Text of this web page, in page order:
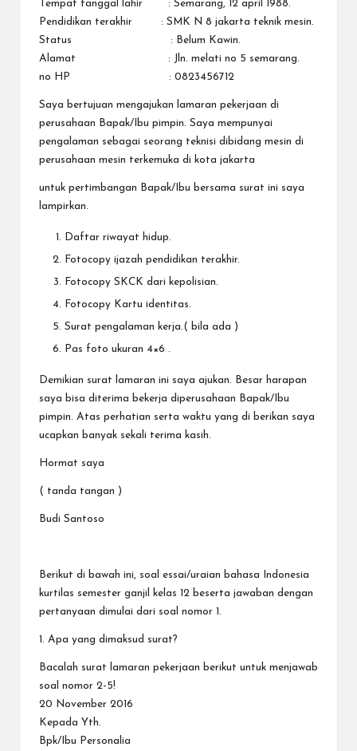
Tempat tanggal lahir : Semarang, 12 april 1988.
Pendidikan terakhir : SMK N 8 jakarta teknik mesin.
Status : Belum Kawin.
Alamat : Jln. melati no 5 semarang.
no HP : 0823456712
Saya bertujuan mengajukan lamaran pekerjaan di
perusahaan Bapak/Ibu pimpin. Saya mempunyai
pengalaman sebagai seorang teknisi dibidang mesin di
perusahaan mesin terkemuka di kota jakarta
untuk pertimbangan Bapak/Ibu bersama surat ini saya
lampirkan.
Daftar riwayat hidup.
Fotocopy ijazah pendidikan terakhir.
Fotocopy SKCK dari kepolisian.
Fotocopy Kartu identitas.
Surat pengalaman kerja.( bila ada )
Pas foto ukuran 4×6 .
Demikian surat lamaran ini saya ajukan. Besar harapan
saya bisa diterima bekerja diperusahaan Bapak/Ibu
pimpin. Atas perhatian serta waktu yang di berikan saya
ucapkan banyak sekali terima kasih.
Hormat saya
( tanda tangan )
Budi Santoso
Berikut di bawah ini, soal essai/uraian bahasa Indonesia
kurtilas semester ganjil kelas 12 beserta jawaban dengan
pertanyaan dimulai dari soal nomor 1.
1. Apa yang dimaksud surat?
Bacalah surat lamaran pekerjaan berikut untuk menjawab
soal nomor 2-5!
20 November 2016
Kepada Yth.
Bpk/Ibu Personalia